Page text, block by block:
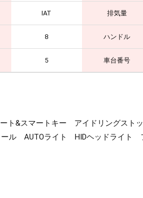
IAT 排気量
8 ハンドル
5 車台番号
ト&スマートキー アイドリングスト
ル AUTOライト HIDヘッドライト